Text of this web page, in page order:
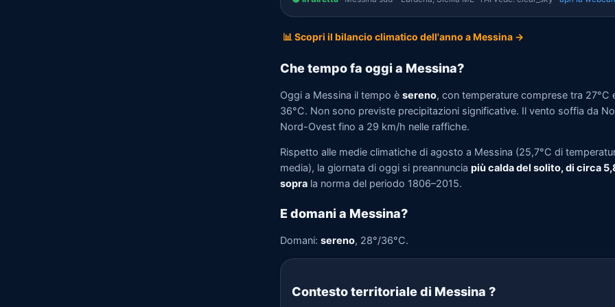
📊 Scopri il bilancio climatico dell'anno a Messina →
Che tempo fa oggi a Messina?
Oggi a Messina il tempo è sereno, con temperature comprese tra 27°C
36°C. Non sono previste precipitazioni significative. Il vento soffia da
Nord-Ovest fino a 29 km/h nelle raffiche.
Rispetto alle medie climatiche di agosto a Messina (25,7°C di
media), la giornata di oggi si preannuncia più calda del solito, di circa
sopra la norma del periodo 1806–2015.
E domani a Messina?
Domani: sereno, 28°/36°C.
Contesto territoriale di Messina ?